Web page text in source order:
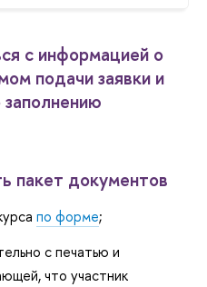
с информацией о
подачи заявки и
пакет документов
по форме;
с печатью и
что участник